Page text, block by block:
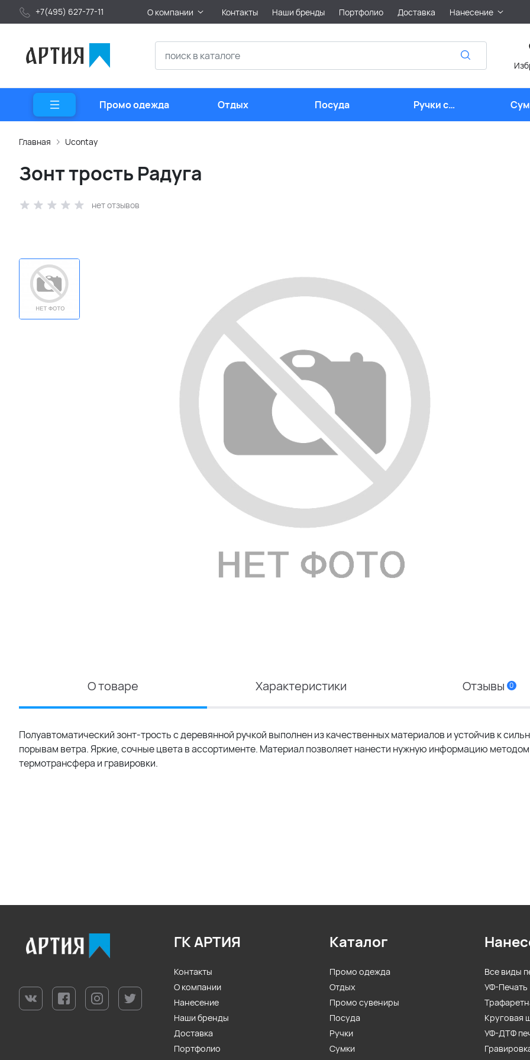
+7(495) 627-77-11 О компании Контакты Наши бренды Портфолио Доставка Нанесение
Промо одежда Отдых Посуда
Ручки с
логотипом
Главная Ucontay
Зонт трость Радуга
нет отзывов
О товаре Характеристики Отзывы 0
Полуавтоматический зонт-трость с деревянной ручкой выполнен из качественных материалов и устойчив к
порывам ветра. Яркие, сочные цвета в ассортименте. Материал позволяет нанести нужную информацию методом
термотрансфера и гравировки.
ГК АРТИЯ
Контакты
О компании
Нанесение
Наши бренды
Доставка
Портфолио
Каталог
Промо одежда
Отдых
Промо сувениры
Посуда
Ручки
Сумки
Все виды
УФ-Печать
Круговая
УФ-ДТФ